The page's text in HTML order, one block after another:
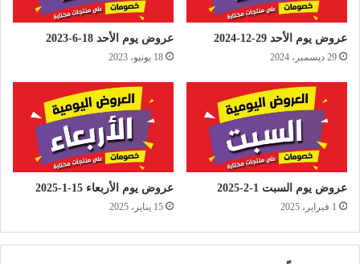
عروض يوم الأحد 29-12-2024
29 ديسمبر، 2024
عروض يوم الأحد 18-6-2023
18 يونيو، 2023
عروض يوم السبت 1-2-2025
1 فبراير، 2025
عروض يوم الأربعاء 15-1-2025
15 يناير، 2025